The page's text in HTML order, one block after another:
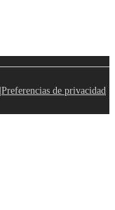
Preferencias de privacidad